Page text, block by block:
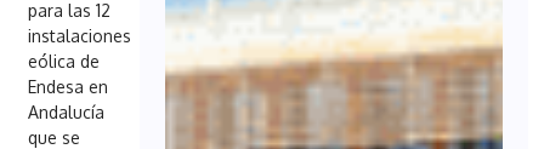
para las 12
instalaciones
eólica de
Endesa en
Andalucía
que se